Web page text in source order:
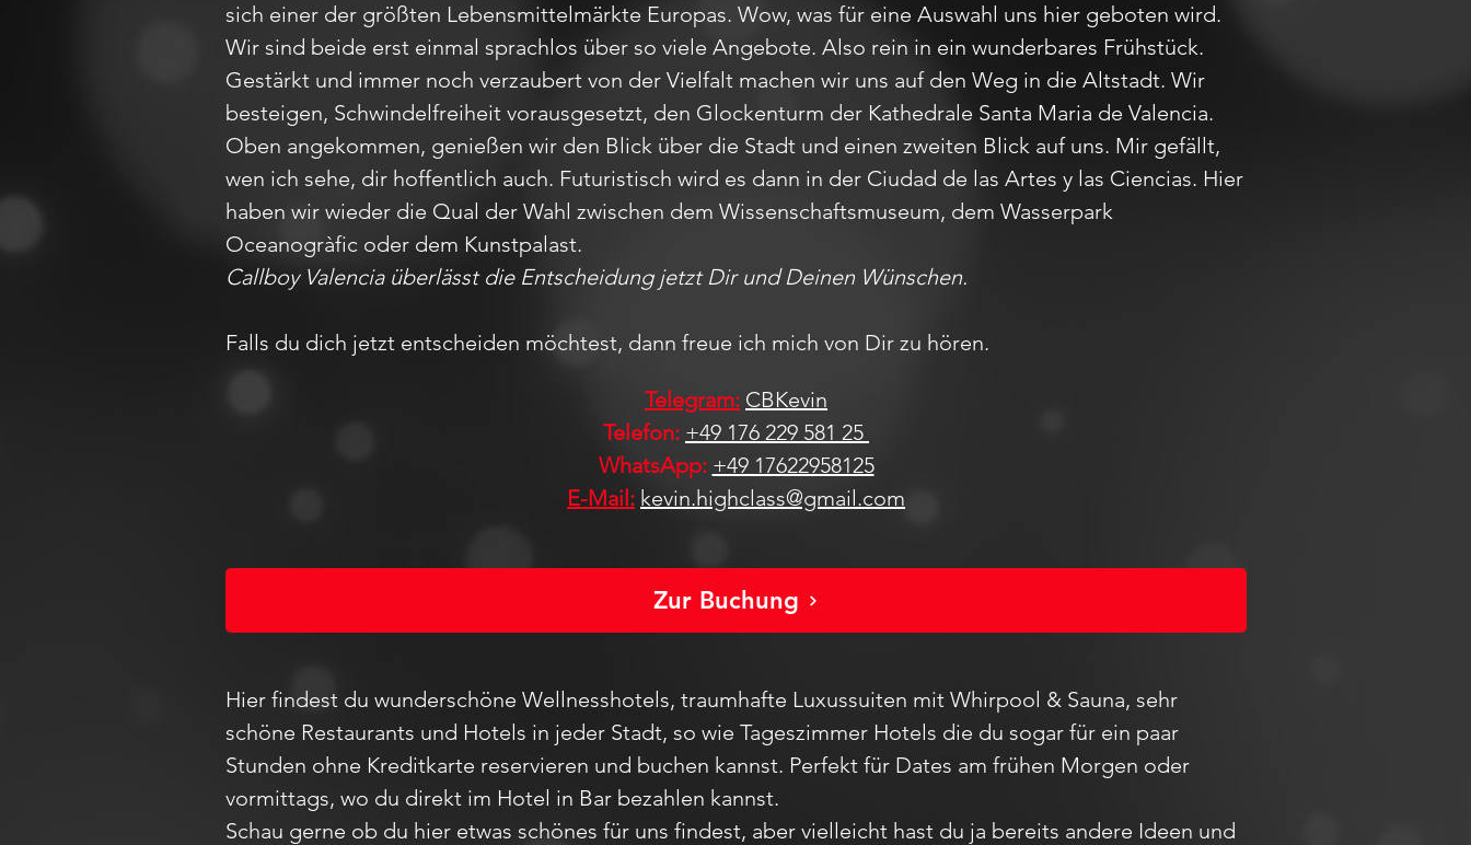
sich einer der größten Lebensmittelmärkte Europas. Wow, was für eine Auswahl uns hier geboten wird.
Wir sind beide erst einmal sprachlos über so viele Angebote. Also rein in ein wunderbares Frühstück.
Gestärkt und immer noch verzaubert von der Vielfalt machen wir uns auf den Weg in die Altstadt. Wir
besteigen, Schwindelfreiheit vorausgesetzt, den Glockenturm der Kathedrale Santa Maria de Valencia.
Oben angekommen, genießen wir den Blick über die Stadt und einen zweiten Blick auf uns. Mir gefällt,
wen ich sehe, dir hoffentlich auch. Futuristisch wird es dann in der Ciudad de las Artes y las Ciencias. Hier
haben wir wieder die Qual der Wahl zwischen dem Wissenschaftsmuseum, dem Wasserpark
Oceanogràfic oder dem Kunstpalast.
Callboy Valencia überlässt die Entscheidung jetzt Dir und Deinen Wünschen.
Falls du dich jetzt entscheiden möchtest, dann freue ich mich von Dir zu hören.
Telegram: CBKevin
Telefon: +49 176 229 581 25
WhatsApp: +49 17622958125
E-Mail: kevin.highclass@gmail.com
Zur Buchung
Hier findest du wunderschöne Wellnesshotels, traumhafte Luxussuiten mit Whirpool & Sauna, sehr
schöne Restaurants und Hotels in jeder Stadt, so wie Tageszimmer Hotels die du sogar für ein paar
Stunden ohne Kreditkarte reservieren und buchen kannst. Perfekt für Dates am frühen Morgen oder
vormittags, wo du direkt im Hotel in Bar bezahlen kannst.
Schau gerne ob du hier etwas schönes für uns findest, aber vielleicht hast du ja bereits andere Ideen und